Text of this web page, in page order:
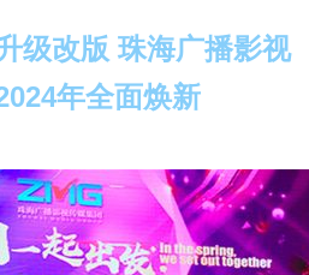
级改版 珠海广播影视
年全面焕新